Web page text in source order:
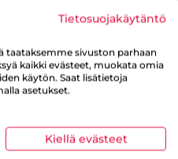
195 kcal
2.6 g
0 g
Tietosuojakäytäntö
taataksemme sivuston parhaan
kaikki evästeet, muokata omia
käytön. Saat lisätietoja
asetukset.
Kiellä evästeet